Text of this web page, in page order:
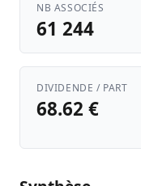
NB ASSOCIÉS
61 244
DIVIDENDE / PART
68.62 €